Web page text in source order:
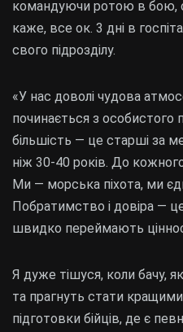
командуючи ротою в бою,
каже, все ок. 3 дні в
свого підрозділу.
«У нас доволі чудова
починається з особистого
більшість — це старші за
ніж 30-40 років. До кожного
Ми — морська піхота, ми
Побратимство і довіра —
швидко переймають
Я дуже тішуся, коли бачу,
та прагнуть стати
підготовки бійців, де є